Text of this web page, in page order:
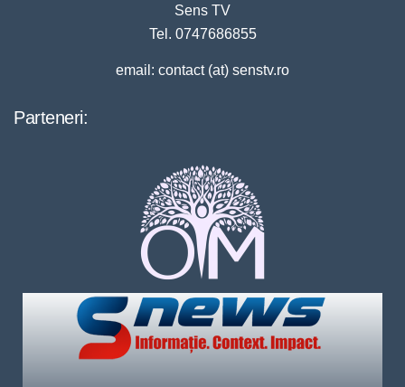
Sens TV
Tel. 0747686855
email: contact (at) senstv.ro
Parteneri: